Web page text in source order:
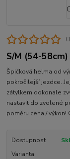
S/M (54-
Špičková helma od
pokročilejší jezdce.
zátylkem dokonale
nastavit do zvolené
poměru cena / výkon!
Dostupnost
Varianta